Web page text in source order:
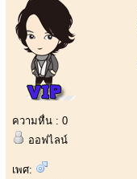
ความหื่น : 0
ออฟไลน์
เพศ: